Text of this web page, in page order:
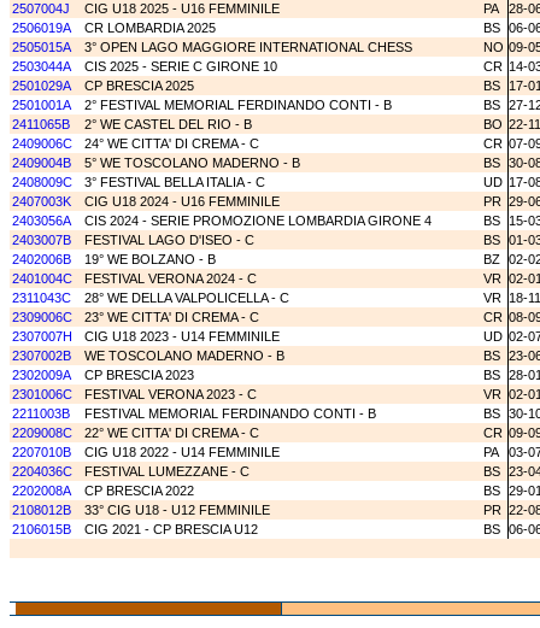
2507004J
CIG U18 2025 - U16 FEMMINILE PA
28-
2506019A
CR LOMBARDIA 2025 BS 06-
2505015A
3° OPEN LAGO MAGGIORE INTERNATIONAL CHESS NO 09-
2503044A
CIS 2025 - SERIE C GIRONE 10 CR 14-
2501029A
CP BRESCIA 2025 BS
17-
2501001A
2° FESTIVAL MEMORIAL FERDINANDO CONTI - B BS 27-
2411065B
2° WE CASTEL DEL RIO - B BO 22-
2409006C
24° WE CITTA' DI CREMA - C CR 07-
2409004B
5° WE TOSCOLANO MADERNO - B BS 30-
2408009C
3° FESTIVAL BELLA ITALIA - C UD 17-
2407003K
CIG U18 2024 - U16 FEMMINILE PR 29-
2403056A
CIS 2024 - SERIE PROMOZIONE LOMBARDIA GIRONE 4 BS
15-
2403007B
FESTIVAL LAGO D'ISEO - C BS 01-
2402006B
19° WE BOLZANO - B BZ 02-
2401004C
FESTIVAL VERONA 2024 - C VR 02-
2311043C
28° WE DELLA VALPOLICELLA - C VR 18-
2309006C
23° WE CITTA' DI CREMA - C CR 08-
2307007H
CIG U18 2023 - U14 FEMMINILE UD 02-
2307002B
WE TOSCOLANO MADERNO - B BS 23-
2302009A
CP BRESCIA 2023 BS 28-
2301006C
FESTIVAL VERONA 2023 - C VR 02-
2211003B
FESTIVAL MEMORIAL FERDINANDO CONTI - B BS 30-
2209008C
22° WE CITTA' DI CREMA - C CR 09-
2207010B
CIG U18 2022 - U14 FEMMINILE PA
03-
2204036C
FESTIVAL LUMEZZANE - C BS 23-
2202008A
CP BRESCIA 2022 BS 29-
2108012B
33° CIG U18 - U12 FEMMINILE PR 22-
2106015B
CIG 2021 - CP BRESCIA U12 BS 06-